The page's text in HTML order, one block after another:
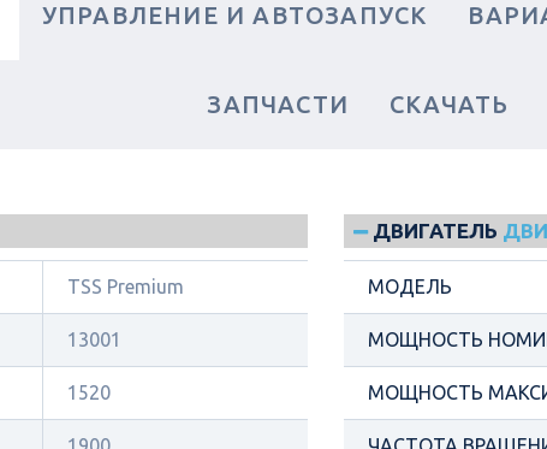
УПРАВЛЕНИЕ И АВТОЗАПУСК
ЗАПЧАСТИ СКАЧАТЬ
TSS Premium
13001
1520
ДВИГАТЕЛЬ
МОДЕЛЬ
МОЩНОСТЬ
МОЩНОСТЬ